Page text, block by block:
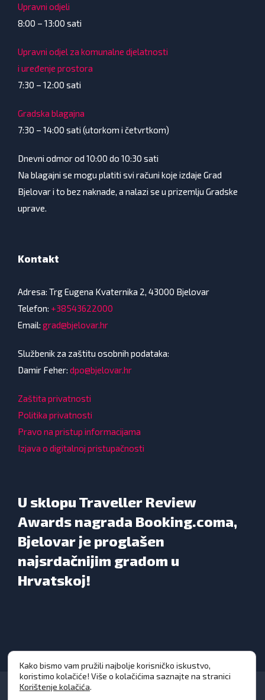
Upravni odjeli
8:00 – 13:00 sati
Upravni odjel za komunalne djelatnosti
i uređenje prostora
7:30 – 12:00 sati
Gradska blagajna
7:30 – 14:00 sati (utorkom i četvrtkom)
Dnevni odmor od 10:00 do 10:30 sati
Na blagajni se mogu platiti svi računi koje izdaje Grad
Bjelovar i to bez naknade, a nalazi se u prizemlju Gradske
uprave.
Kontakt
Adresa: Trg Eugena Kvaternika 2, 43000 Bjelovar
Telefon: +38543622000
Email: grad@bjelovar.hr
Službenik za zaštitu osobnih podataka:
Damir Feher: dpo@bjelovar.hr
Zaštita privatnosti
Politika privatnosti
Pravo na pristup informacijama
Izjava o digitalnoj pristupačnosti
U sklopu Traveller Review
Awards nagrada Booking.coma,
Bjelovar je proglašen
najsrdačnijim gradom u
Hrvatskoj!
Kako bismo vam pružili najbolje korisničko iskustvo,
koristimo kolačiće! Više o kolačićima saznajte na stranici
Korištenje kolačića.